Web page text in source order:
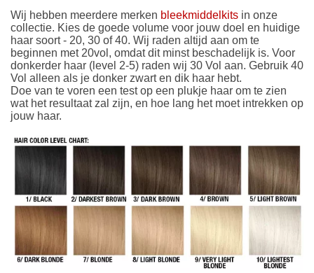
Wij hebben meerdere merken bleekmiddelkits in onze
collectie. Kies de goede volume voor jouw doel en huidige
haar soort - 20, 30 of 40. Wij raden altijd aan om te
beginnen met 20vol, omdat dit minst beschadelijk is. Voor
donkerder haar (level 2-5) raden wij 30 Vol aan. Gebruik 40
Vol alleen als je donker zwart en dik haar hebt.
Doe van te voren een test op een plukje haar om te zien
wat het resultaat zal zijn, en hoe lang het moet intrekken op
jouw haar.